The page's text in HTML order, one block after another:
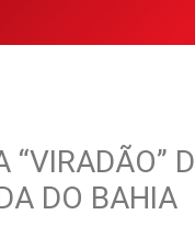
“VIRADÃO”
DO BAHIA